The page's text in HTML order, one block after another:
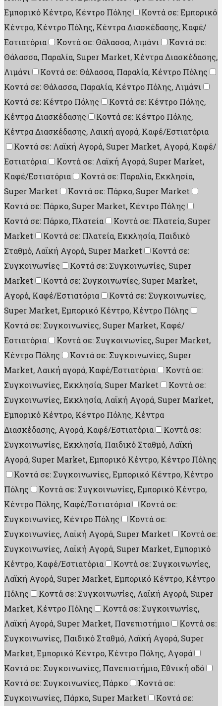
Εμπορικό Κέντρο, Κέντρο Πόλης
Κοντά σε: Εμπορικό
Κέντρο, Κέντρο Πόλης, Κέντρα Διασκέδασης, Καφέ/
Εστιατόρια
Κοντά σε: Θάλασσα, Λιμάνι
Κοντά σε:
Θάλασσα, Παραλία, Super Market, Κέντρα Διασκέδασης,
Λιμάνι
Κοντά σε: Θάλασσα, Παραλία, Κέντρο Πόλης
Κοντά σε: Θάλασσα, Παραλία, Κέντρο Πόλης, Λιμάνι
Κοντά σε: Κέντρο Πόλης
Κοντά σε: Κέντρο Πόλης,
Κέντρα Διασκέδασης
Κοντά σε: Κέντρο Πόλης,
Κέντρα Διασκέδασης, Λαική αγορά, Καφέ/Εστιατόρια
Κοντά σε: Λαϊκή Αγορά, Super Market, Aγορά, Καφέ/
Εστιατόρια
Κοντά σε: Λαϊκή Αγορά, Super Market,
Καφέ/Εστιατόρια
Κοντά σε: Παραλία, Εκκλησία,
Super Market
Κοντά σε: Πάρκο, Super Market
Κοντά σε: Πάρκο, Super Market, Κέντρο Πόλης
Κοντά σε: Πάρκο, Πλατεία
Κοντά σε: Πλατεία, Super
Market
Κοντά σε: Πλατεία, Εκκλησία, Παιδικό
Σταθμό, Λαϊκή Αγορά, Super Market
Κοντά σε:
Συγκοινωνίες
Κοντά σε: Συγκοινωνίες, Super
Market
Κοντά σε: Συγκοινωνίες, Super Market,
Aγορά, Καφέ/Εστιατόρια
Κοντά σε: Συγκοινωνίες,
Super Market, Εμπορικό Κέντρο, Κέντρο Πόλης
Κοντά σε: Συγκοινωνίες, Super Market, Καφέ/
Εστιατόρια
Κοντά σε: Συγκοινωνίες, Super Market,
Κέντρο Πόλης
Κοντά σε: Συγκοινωνίες, Super
Market, Λαική αγορά, Καφέ/Εστιατόρια
Κοντά σε:
Συγκοινωνίες, Εκκλησία, Super Market
Κοντά σε:
Συγκοινωνίες, Εκκλησία, Λαϊκή Αγορά, Super Market,
Εμπορικό Κέντρο, Κέντρο Πόλης, Κέντρα
Διασκέδασης, Aγορά, Καφέ/Εστιατόρια
Κοντά σε:
Συγκοινωνίες, Εκκλησία, Παιδικό Σταθμό, Λαϊκή
Αγορά, Super Market, Εμπορικό Κέντρο, Κέντρο Πόλης
Κοντά σε: Συγκοινωνίες, Εμπορικό Κέντρο, Κέντρο
Πόλης
Κοντά σε: Συγκοινωνίες, Εμπορικό Κέντρο,
Κέντρο Πόλης, Καφέ/Εστιατόρια
Κοντά σε:
Συγκοινωνίες, Κέντρο Πόλης
Κοντά σε:
Συγκοινωνίες, Λαϊκή Αγορά, Super Market
Κοντά σε:
Συγκοινωνίες, Λαϊκή Αγορά, Super Market, Εμπορικό
Κέντρο, Καφέ/Εστιατόρια
Κοντά σε: Συγκοινωνίες,
Λαϊκή Αγορά, Super Market, Εμπορικό Κέντρο, Κέντρο
Πόλης
Κοντά σε: Συγκοινωνίες, Λαϊκή Αγορά, Super
Market, Κέντρο Πόλης
Κοντά σε: Συγκοινωνίες,
Λαϊκή Αγορά, Super Market, Πανεπιστήμιο
Κοντά σε:
Συγκοινωνίες, Παιδικό Σταθμό, Λαϊκή Αγορά, Super
Market, Εμπορικό Κέντρο, Κέντρο Πόλης, Aγορά
Κοντά σε: Συγκοινωνίες, Πανεπιστήμιο, Εθνική οδό
Κοντά σε: Συγκοινωνίες, Πάρκο
Κοντά σε:
Συγκοινωνίες, Πάρκο, Super Market
Κοντά σε: